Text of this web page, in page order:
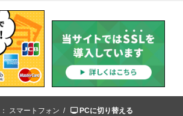
スマートフォン / PCに切り替える